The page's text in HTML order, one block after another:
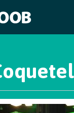
principal